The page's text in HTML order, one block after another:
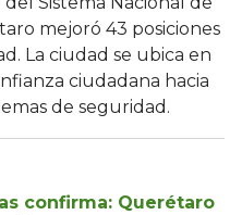
mejoró 43 posiciones
La ciudad se ubica en
ciudadana hacia
de seguridad.
confirma: Querétaro